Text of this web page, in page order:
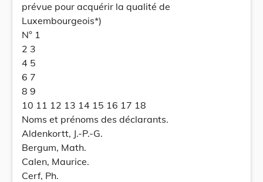
prévue pour acquérir la qualité de
Luxembourgeois*)
N° 1
2 3
4 5
6 7
8 9
10 11 12 13 14 15 16 17 18
Noms et prénoms des déclarants.
Aldenkortt, J.-P.-G.
Bergum, Math.
Calen, Maurice.
Cerf, Ph.